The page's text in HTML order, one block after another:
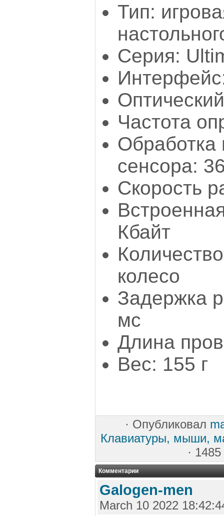
Тип:
Серия:
Частота
Обработка
сенсора:
Скорость
Кбайт
колесо
Задержка
мс
Длина
Вес: 155 г
· Опубликовал
Клавиатуры, мыши,
·
Комментарии
Galogen-men
March 10 2022